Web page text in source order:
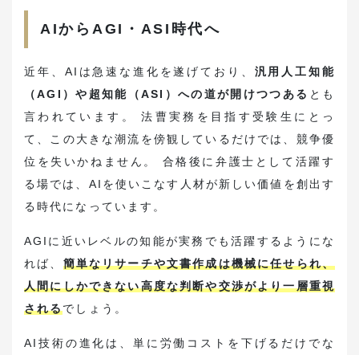
AIからAGI・ASI時代へ
近年、AIは急速な進化を遂げており、 汎用人工知能
（AGI）や超知能（ASI）への道が開けつつある とも
言われています。 法曹実務を目指す受験生にとっ
て、この大きな潮流を傍観しているだけでは、競争優
位を失いかねません。 合格後に弁護士として活躍す
る場では、AIを使いこなす人材が新しい価値を創出す
る時代になっています。
AGIに近いレベルの知能が実務でも活躍するようにな
れば、 簡単なリサーチや文書作成は機械に任せられ、
人間にしかできない高度な判断や交渉がより一層重視
されるでしょう。
AI技術の進化は、単に労働コストを下げるだけでな